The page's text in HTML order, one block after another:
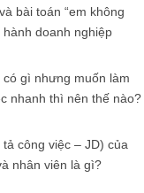
bài toán “em không
hành doanh nghiệp
có gì nhưng muốn làm
nhanh thì nên thế nào?
công việc – JD) của
nhân viên là gì?